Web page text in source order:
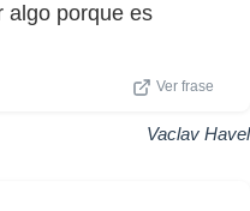
algo porque es
Ver frase
Vaclav Havel